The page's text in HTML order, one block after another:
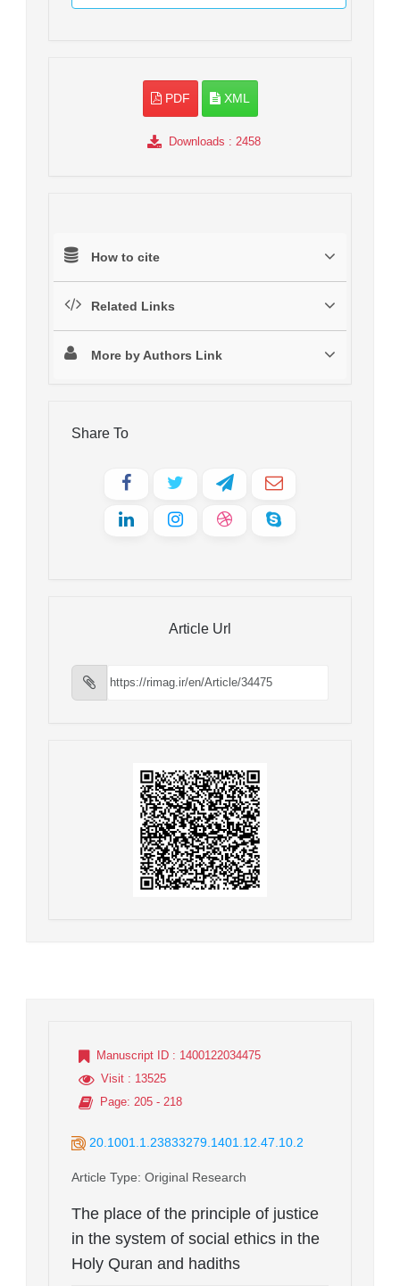
PDF XML
Downloads : 2458
How to cite
Related Links
More by Authors Link
Share To
Article Url
Manuscript ID : 1400122034475
Visit : 13525
Page: 205 - 218
20.1001.1.23833279.1401.12.47.10.2
Article Type: Original Research
The place of the principle of justice
in the system of social ethics in the
Holy Quran and hadiths